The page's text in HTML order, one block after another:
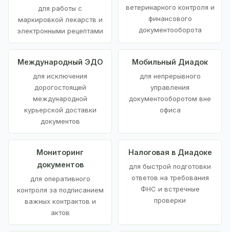
для работы с
маркировкой лекарств и
электронными рецептами
ветеринарного контроля и
финансового
документооборота
Международный ЭДО
для исключения
дорогостоящей
международной
курьерской доставки
документов
Мобильный Диадок
для непрерывного
управления
документооборотом вне
офиса
Мониторинг
документов
для оперативного
контроля за подписанием
важных контрактов и
актов
Налоговая в Диадоке
для быстрой подготовки
ответов на требования
ФНС и встречные
проверки